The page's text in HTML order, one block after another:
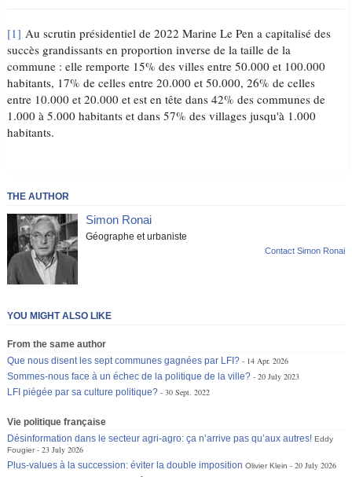
[1] Au scrutin présidentiel de 2022 Marine Le Pen a capitalisé des
succès grandissants en proportion inverse de la taille de la
commune : elle remporte 15% des villes entre 50.000 et 100.000
habitants, 17% de celles entre 20.000 et 50.000, 26% de celles
entre 10.000 et 20.000 et est en tête dans 42% des communes de
1.000 à 5.000 habitants et dans 57% des villages jusqu'à 1.000
habitants.
THE AUTHOR
Simon Ronai
Géographe et urbaniste
Contact Simon Ronai
YOU MIGHT ALSO LIKE
From the same author
Que nous disent les sept communes gagnées par LFI?
14 Apr. 2026
Sommes-nous face à un échec de la politique de la ville?
20 July 2023
LFI piégée par sa culture politique?
30 Sept. 2022
Vie politique française
Désinformation dans le secteur agri-agro: ça n’arrive pas qu’aux autres! Eddy
Fougier
23 July 2026
Plus-values à la succession: éviter la double imposition Olivier Klein
20 July 2026